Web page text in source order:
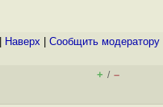
Наверх Cообщить модератору
+ / –